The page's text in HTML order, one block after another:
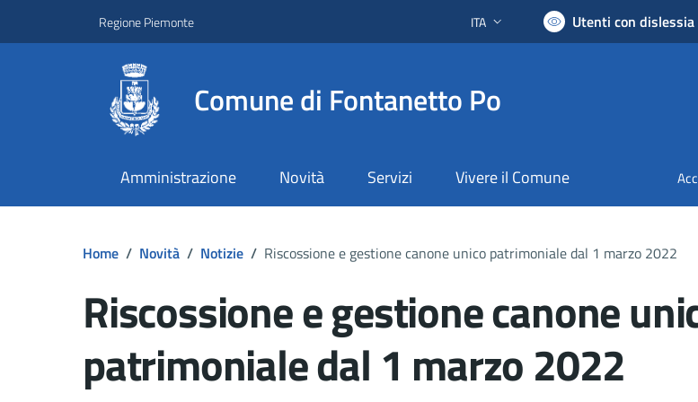
Regione Piemonte Lingua attiva:
ITA Utenti con dislessia
Comune di Fontanetto Po
Amministrazione Novità Servizi Vivere il Comune
Home / Novità / Notizie / Riscossione e gestione canone unico patrimoniale dal 1 marzo 2022
Riscossione e gestione canone
patrimoniale dal 1 marzo 2022